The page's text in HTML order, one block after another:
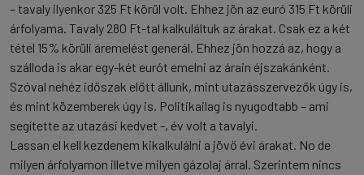
– tavaly ilyenkor 325 Ft körül volt. Ehhez jön az euró 315 Ft körüli
árfolyama. Tavaly 280 Ft-tal kalkuláltuk az árakat. Csak ez a két
tétel 15% körüli áremelést generál. Ehhez jön hozzá az, hogy a
szálloda is akar egy-két eurót emelni az árain éjszakánként.
Szóval nehéz időszak előtt állunk, mint utazásszervezők úgy is,
és mint közemberek úgy is. Politikailag is nyugodtabb – ami
segítette az utazási kedvet -, év volt a tavalyi.
Lassan el kell kezdenem kikalkulálni a jövő évi árakat. No de
milyen árfolyamon illetve milyen gázolaj árral. Szerintem nincs